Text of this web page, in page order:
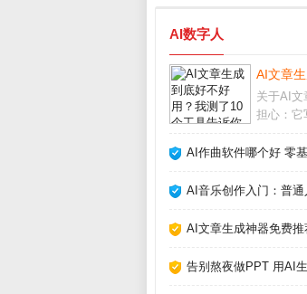
AI数字人
AI文章
关于AI文
担心：它
使用，我
能大幅
AI作曲软件哪个好 零
AI音乐创作入门：普通
AI文章生成神器免费
告别熬夜做PPT 用AI